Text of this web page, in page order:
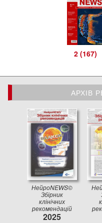
2 (167)
АРХІВ
АРХІВ
НейроNEWS©
Збірник
клінічних
рекомендацій
2025